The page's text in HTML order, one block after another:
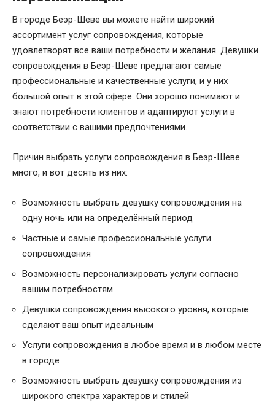
В городе Беэр-Шеве вы можете найти широкий
ассортимент услуг сопровождения, которые
удовлетворят все ваши потребности и желания. Девушки
сопровождения в Беэр-Шеве предлагают самые
профессиональные и качественные услуги, и у них
большой опыт в этой сфере. Они хорошо понимают и
знают потребности клиентов и адаптируют услуги в
соответствии с вашими предпочтениями.
Причин выбрать услуги сопровождения в Беэр-Шеве
много, и вот десять из них:
Возможность выбрать девушку сопровождения на
одну ночь или на определённый период
Частные и самые профессиональные услуги
сопровождения
Возможность персонализировать услуги согласно
вашим потребностям
Девушки сопровождения высокого уровня, которые
сделают ваш опыт идеальным
Услуги сопровождения в любое время и в любом месте
в городе
Возможность выбрать девушку сопровождения из
широкого спектра характеров и стилей